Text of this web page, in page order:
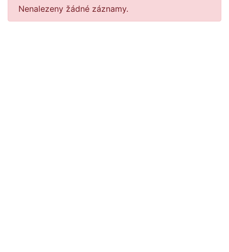
Nenalezeny žádné záznamy.